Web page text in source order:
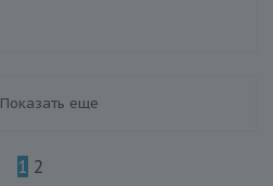
Показать еще
1 2